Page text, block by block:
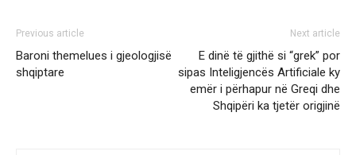
Previous article
Baroni themelues i gjeologjisë
shqiptare
Next article
E dinë të gjithë si “grek” por
sipas Inteligjencës Artificiale ky
emër i përhapur në Greqi dhe
Shqipëri ka tjetër origjinë